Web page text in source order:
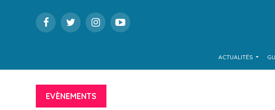
ACTUALITÉS
EVÈNEMENTS